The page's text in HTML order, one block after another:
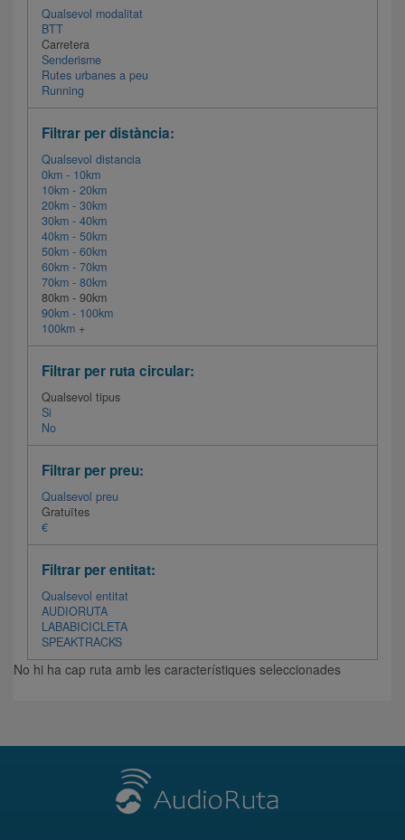
Qualsevol modalitat
BTT
Carretera
Senderisme
Rutes urbanes a peu
Running
Filtrar per distància:
Qualsevol distancia
0km - 10km
10km - 20km
20km - 30km
30km - 40km
40km - 50km
50km - 60km
60km - 70km
70km - 80km
80km - 90km
90km - 100km
100km +
Filtrar per ruta circular:
Qualsevol tipus
Si
No
Filtrar per preu:
Qualsevol preu
Gratuïtes
€
Filtrar per entitat:
Qualsevol entitat
AUDIORUTA
LABABICICLETA
SPEAKTRACKS
No hi ha cap ruta amb les característiques seleccionades